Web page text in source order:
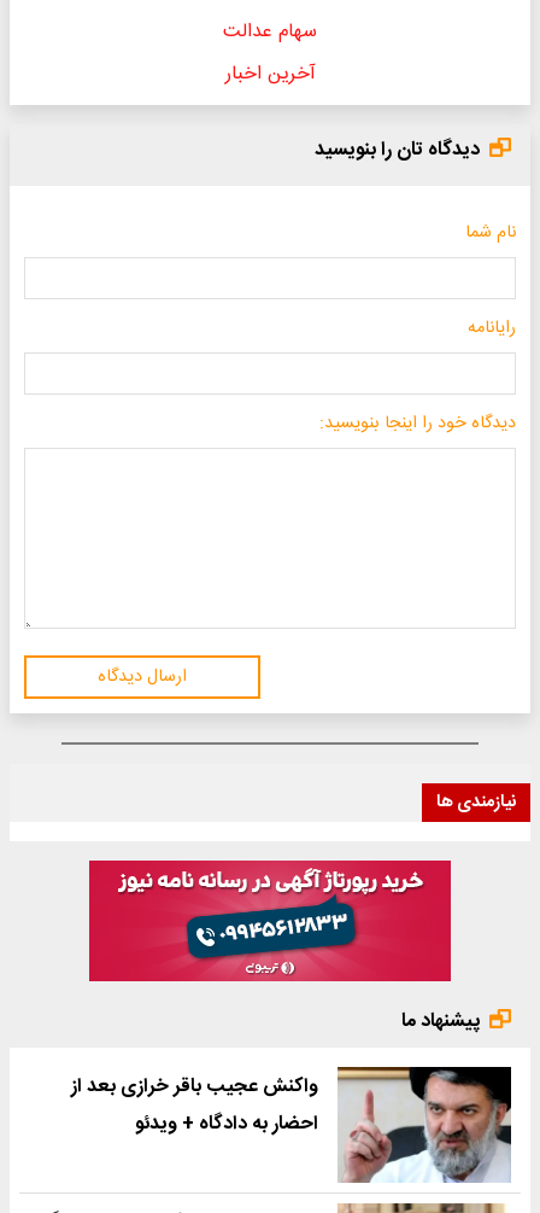
سهام عدالت
آخرین اخبار
دیدگاه تان را بنویسید
نام شما
رایانامه
دیدگاه خود را اینجا بنویسید:
ارسال دیدگاه
نیازمندی ها
پیشنهاد ما
واکنش عجیب باقر خرازی بعد از
احضار به دادگاه + ویدئو